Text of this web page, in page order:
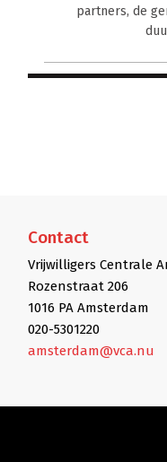
partners, de
Contact
Vrijwilligers Centrale
Rozenstraat 206
1016 PA Amsterdam
020-5301220
amsterdam@vca.nu